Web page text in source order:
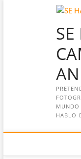
SE
MUNDO
HABLO